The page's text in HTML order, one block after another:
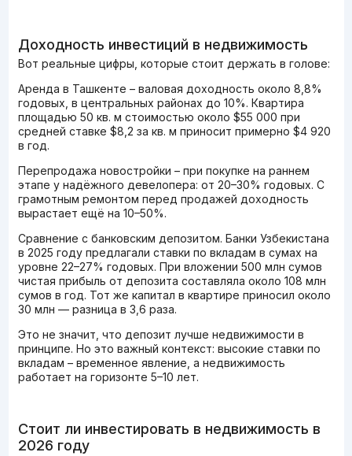
Доходность инвестиций в недвижимость
Вот реальные цифры, которые стоит держать в голове:
Аренда в Ташкенте – валовая доходность около 8,8%
годовых, в центральных районах до 10%. Квартира
площадью 50 кв. м стоимостью около $55 000 при
средней ставке $8,2 за кв. м приносит примерно $4 920
в год.
Перепродажа новостройки – при покупке на раннем
этапе у надёжного девелопера: от 20–30% годовых. С
грамотным ремонтом перед продажей доходность
вырастает ещё на 10–50%.
Сравнение с банковским депозитом. Банки Узбекистана
в 2025 году предлагали ставки по вкладам в сумах на
уровне 22–27% годовых. При вложении 500 млн сумов
чистая прибыль от депозита составляла около 108 млн
сумов в год. Тот же капитал в квартире приносил около
30 млн — разница в 3,6 раза.
Это не значит, что депозит лучше недвижимости в
принципе. Но это важный контекст: высокие ставки по
вкладам – временное явление, а недвижимость
работает на горизонте 5–10 лет.
Стоит ли инвестировать в недвижимость в
2026 году